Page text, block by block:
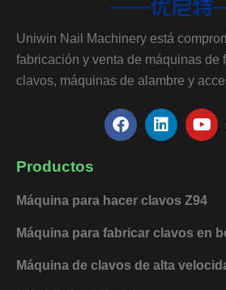
Uniwin Nail Machinery está
fabricación y venta de máquinas de
clavos, máquinas de alambre y
F
a
o
k
L
i
d
n
Y
o
b
Productos
Máquina para hacer clavos Z94
Máquina para fabricar clavos en
Máquina de clavos de alta